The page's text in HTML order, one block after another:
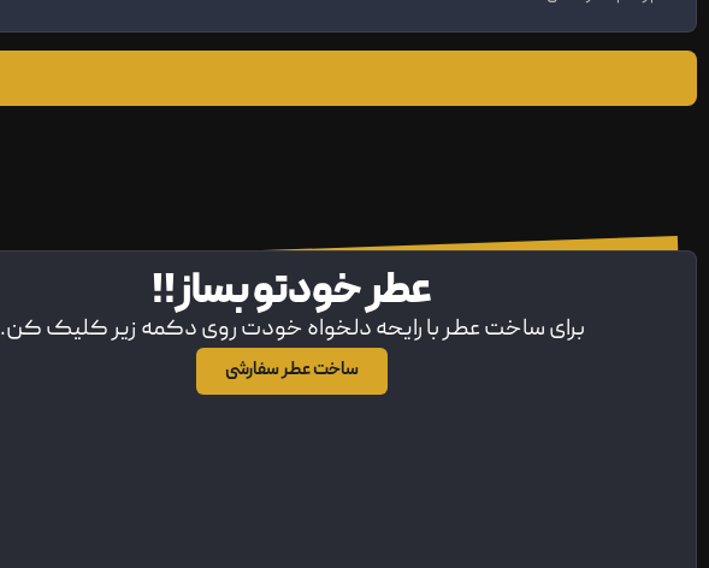
عطر خودتو بساز!!
برای ساخت عطر با رایحه دلخواه خودت روی دکمه زیر کلیک کن.
ساخت عطر سفارشی